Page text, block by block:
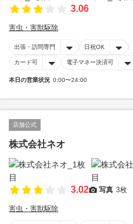
3.06
害虫・害獣駆除
出張・訪問専門 日祝OK
カード可 電子マネー決済可
本日の営業状況 0:00〜24:00
店舗公式
株式会社ネオ
3.02 写真 3枚
害虫・害獣駆除